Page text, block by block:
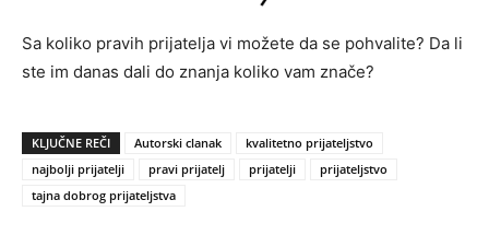
Sa koliko pravih prijatelja vi možete da se pohvalite? Da li
ste im danas dali do znanja koliko vam znače?
KLJUČNE REČI Autorski clanak
kvalitetno prijateljstvo
najbolji prijatelji
pravi prijatelj prijatelji
prijateljstvo
tajna dobrog prijateljstva